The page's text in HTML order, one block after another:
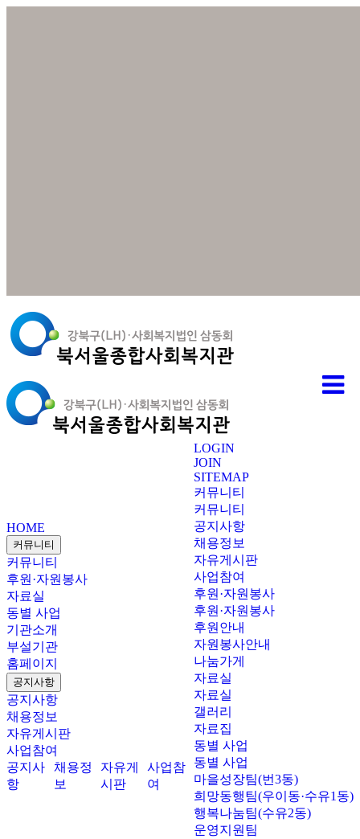
LOGIN
JOIN
SITEMAP
커뮤니티
커뮤니티
공지사항
채용정보
자유게시판
사업참여
후원·자원봉사
후원·자원봉사
후원안내
자원봉사안내
나눔가게
자료실
자료실
갤러리
자료집
동별 사업
동별 사업
마을성장팀(번3동)
희망동행팀(우이동·수유1동)
행복나눔팀(수유2동)
운영지원팀
HOME
커뮤니티
커뮤니티
후원·자원봉사
자료실
동별 사업
기관소개
부설기관
홈페이지
공지사항
공지사항
채용정보
자유게시판
사업참여
공지사
항
채용정
보
자유게
시판
사업참
여